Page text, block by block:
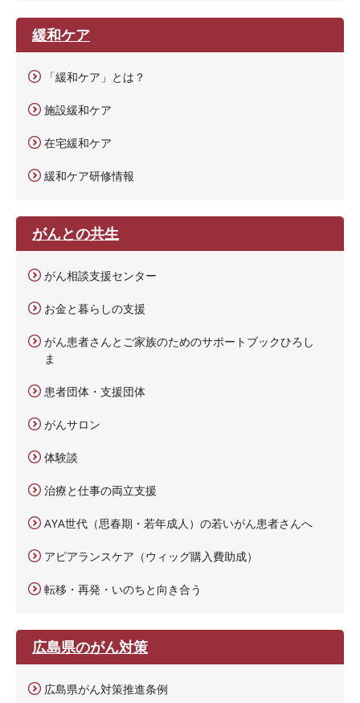
緩和ケア
「緩和ケア」とは？
施設緩和ケア
在宅緩和ケア
緩和ケア研修情報
がんとの共生
がん相談支援センター
お金と暮らしの支援
がん患者さんとご家族のためのサポートブックひろし
ま
患者団体・支援団体
がんサロン
体験談
治療と仕事の両立支援
AYA世代（思春期・若年成人）の若いがん患者さんへ
アピアランスケア（ウィッグ購入費助成）
転移・再発・いのちと向き合う
広島県のがん対策
広島県がん対策推進条例